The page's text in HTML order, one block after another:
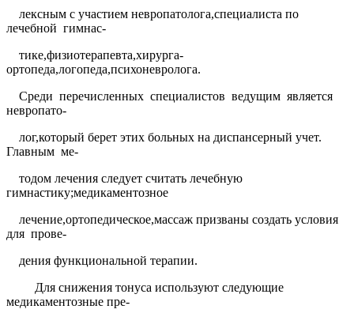
лексным с участием невропатолога,специалиста по
лечебной гимнас-
тике,физиотерапевта,хирурга-
ортопеда,логопеда,психоневролога.
Среди перечисленных специалистов ведущим является
невропато-
лог,который берет этих больных на диспансерный учет.
Главным ме-
тодом лечения следует считать лечебную
гимнастику;медикаментозное
лечение,ортопедическое,массаж призваны создать условия
для прове-
дения функциональной терапии.
Для снижения тонуса используют следующие
медикаментозные пре-